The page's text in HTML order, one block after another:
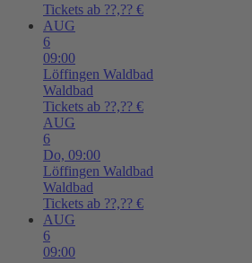
Tickets ab ??,?? €
AUG
6
09:00
Löffingen Waldbad
Waldbad
Tickets ab ??,?? €
AUG
6
Do, 09:00
Löffingen Waldbad
Waldbad
Tickets ab ??,?? €
AUG
6
09:00